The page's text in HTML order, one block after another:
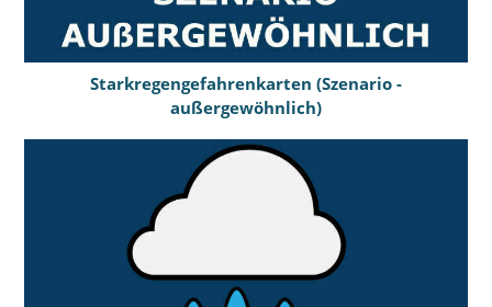
Starkregengefahrenkarten (Szenario -
außergewöhnlich)